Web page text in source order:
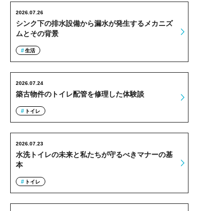
シンク下の排水設備から漏水が発生するメカニズ
ムとその背景
2026.07.26
生活
築古物件のトイレ配管を修理した体験談
2026.07.24
トイレ
水洗トイレの未来と私たちが守るべきマナーの基
本
2026.07.23
トイレ